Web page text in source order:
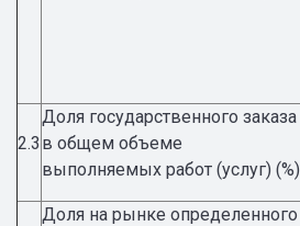
2.3
Доля государственного заказа
в общем объеме
выполняемых работ (услуг) (%)
Доля на рынке определенного